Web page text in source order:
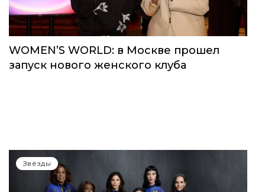
WOMEN’S WORLD: в Москве прошел
запуск нового женского клуба
Звёзды